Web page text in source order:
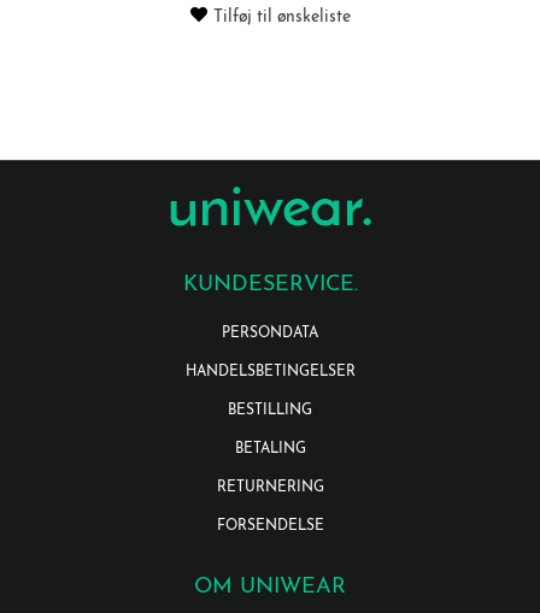
Tilføj til ønskeliste
KUNDESERVICE.
PERSONDATA
HANDELSBETINGELSER
BESTILLING
BETALING
RETURNERING
FORSENDELSE
OM UNIWEAR